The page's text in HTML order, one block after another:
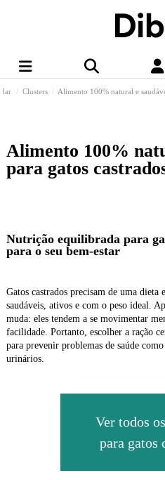
lar Clusters Alimento 100% natural e
Alimento 100%
para gatos
Nutrição equilibrada para
para o seu bem-estar
Gatos castrados precisam de uma dieta
saudáveis, ativos e com o peso ideal.
muda: eles tendem a se movimentar
facilidade. Portanto, escolher a ração
para prevenir problemas de saúde
urinários.
Ver todos
para gatos